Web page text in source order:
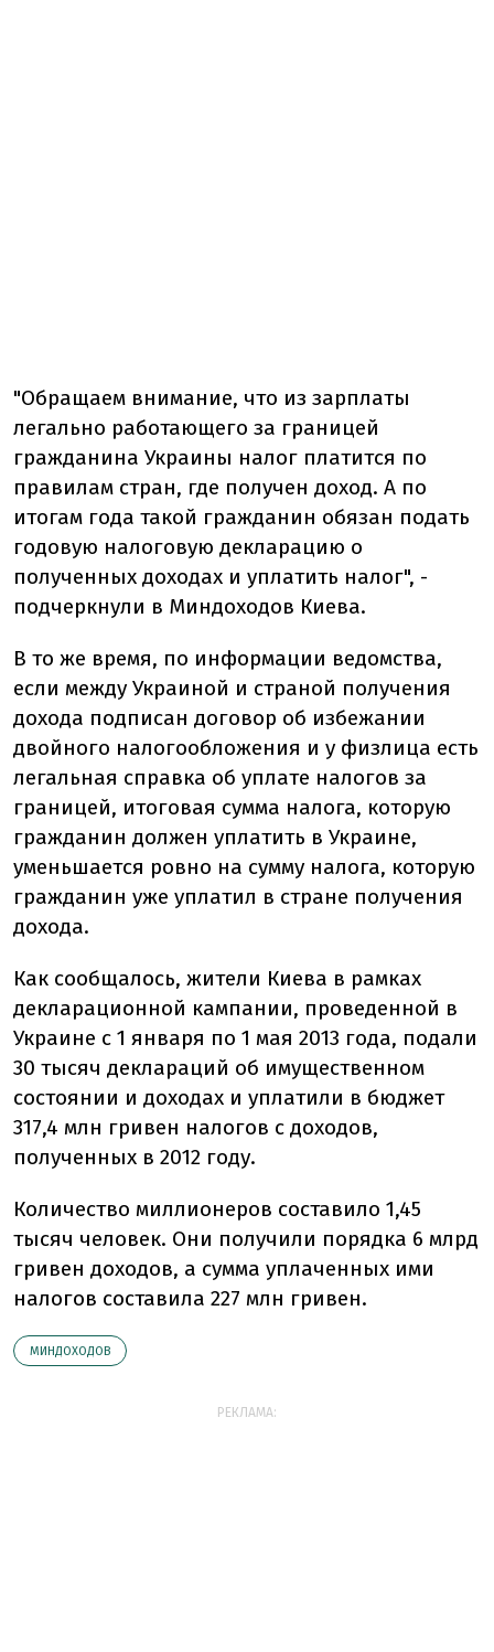
"Обращаем внимание, что из зарплаты
легально работающего за границей
гражданина Украины налог платится по
правилам стран, где получен доход. А по
итогам года такой гражданин обязан подать
годовую налоговую декларацию о
полученных доходах и уплатить налог", -
подчеркнули в Миндоходов Киева.
В то же время, по информации ведомства,
если между Украиной и страной получения
дохода подписан договор об избежании
двойного налогообложения и у физлица есть
легальная справка об уплате налогов за
границей, итоговая сумма налога, которую
гражданин должен уплатить в Украине,
уменьшается ровно на сумму налога, которую
гражданин уже уплатил в стране получения
дохода.
Как сообщалось, жители Киева в рамках
декларационной кампании, проведенной в
Украине с 1 января по 1 мая 2013 года, подали
30 тысяч деклараций об имущественном
состоянии и доходах и уплатили в бюджет
317,4 млн гривен налогов с доходов,
полученных в 2012 году.
Количество миллионеров составило 1,45
тысяч человек. Они получили порядка 6 млрд
гривен доходов, а сумма уплаченных ими
налогов составила 227 млн гривен.
МИНДОХОДОВ
РЕКЛАМА: